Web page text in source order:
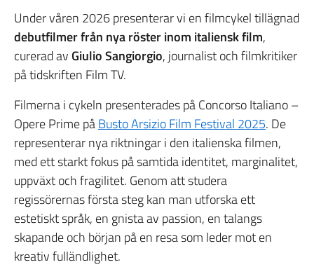
Under våren 2026 presenterar vi en filmcykel tillägnad
debutfilmer från nya röster inom italiensk film,
curerad av Giulio Sangiorgio, journalist och filmkritiker
på tidskriften Film TV.
Filmerna i cykeln presenterades på Concorso Italiano –
Opere Prime påBusto Arsizio Film Festival 2025. De
representerar nya riktningar i den italienska filmen,
med ett starkt fokus på samtida identitet, marginalitet,
uppväxt och fragilitet. Genom att studera
regissörernas första steg kan man utforska ett
estetiskt språk, en gnista av passion, en talangs
skapande och början på en resa som leder mot en
kreativ fulländlighet.